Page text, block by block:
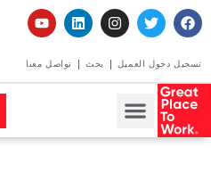
تسجيل دخول العميل بحث تواصل معنا